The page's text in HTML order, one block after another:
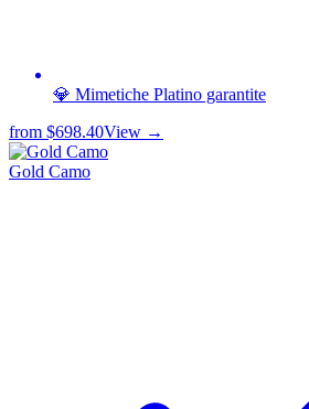
💎 Mimetiche Platino garantite
from $698.40View →
Gold Camo